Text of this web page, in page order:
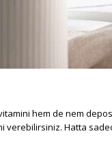
hem de nem
verebilirsiniz. Hatta